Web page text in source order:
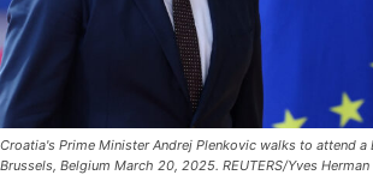
Croatia's Prime Minister Andrej Plenkovic walks to attend a
Brussels, Belgium March 20, 2025. REUTERS/Yves Herman